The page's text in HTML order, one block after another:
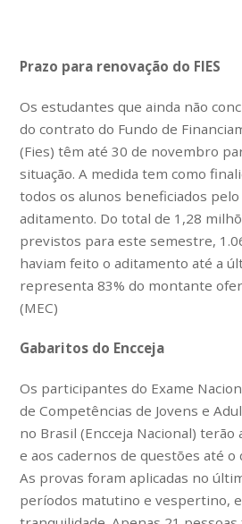
Prazo para renovação do FIES
Os estudantes que ainda não
do contrato do Fundo de
(Fies) têm até 30 de novembro
situação. A medida tem como
todos os alunos beneficiados
aditamento. Do total de 1,28
previstos para este semestre,
haviam feito o aditamento até a
representa 83% do montante
(MEC)
Gabaritos do Encceja
Os participantes do Exame
de Competências de Jovens e
no Brasil (Encceja Nacional) terão
e aos cadernos de questões até o
As provas foram aplicadas no
períodos matutino e vespertino,